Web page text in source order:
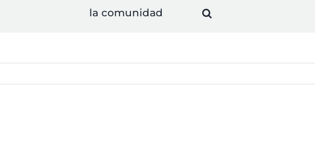
la comunidad